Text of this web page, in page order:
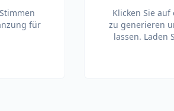
für
Klicken Sie
zu generieren
lassen. Laden